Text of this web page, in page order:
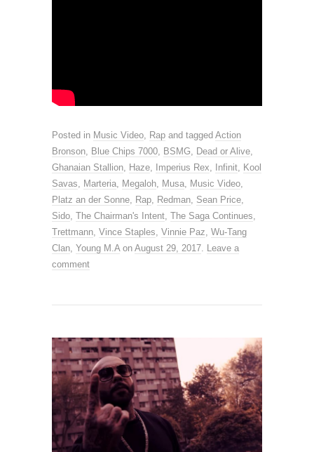
Posted in Music Video, Rap and tagged Action
Bronson, Blue Chips 7000, BSMG, Dead or Alive,
Ghanaian Stallion, Haze, Imperius Rex, Infinit, Kool
Savas, Marteria, Megaloh, Musa, Music Video,
Platz an der Sonne, Rap, Redman, Sean Price,
Sido, The Chairman's Intent, The Saga Continues,
Trettmann, Vince Staples, Vinnie Paz, Wu-Tang
Clan, Young M.Aon August 29, 2017. Leave a
comment